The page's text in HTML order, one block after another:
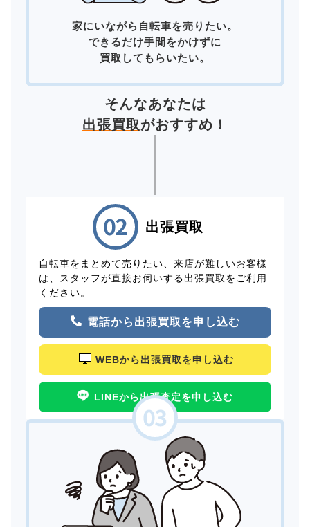
家にいながら自転車を売りたい。
できるだけ手間をかけずに
買取してもらいたい。
そんなあなたは
出張買取がおすすめ！
出張買取
自転車をまとめて売りたい、来店が難しいお客様
は、スタッフが直接お伺いする出張買取をご利用
ください。
電話から出張買取を申し込む
WEBから出張買取を申し込む
LINEから出張査定を申し込む